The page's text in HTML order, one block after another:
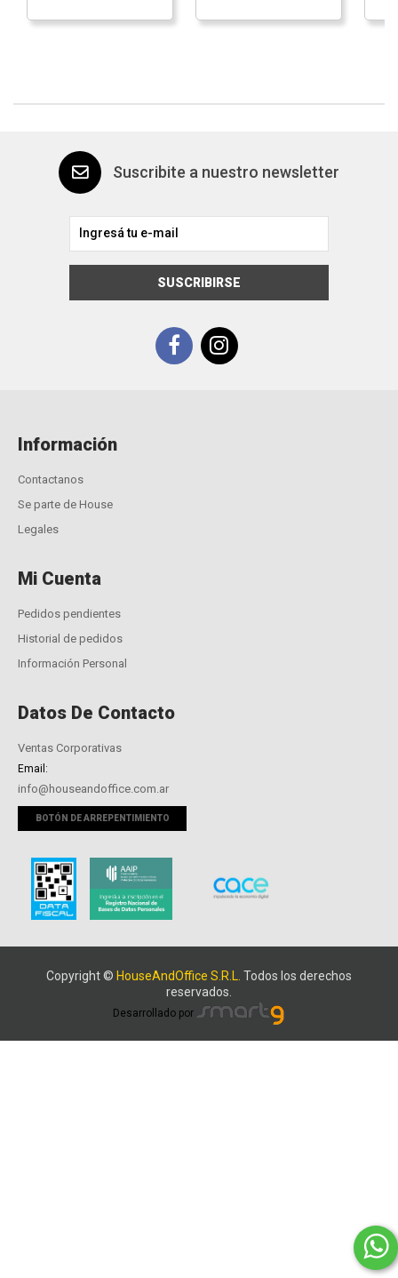
Suscribite a nuestro newsletter
SUSCRIBIRSE
Información
Contactanos
Se parte de House
Legales
Mi Cuenta
Pedidos pendientes
Historial de pedidos
Información Personal
Datos De Contacto
Ventas Corporativas
Email:
info@houseandoffice.com.ar
BOTÓN DE ARREPENTIMIENTO
Copyright © HouseAndOffice S.R.L.
Todos los derechos
reservados.
Desarrollado por